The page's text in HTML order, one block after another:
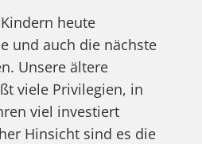
heute
und auch die nächste
Unsere ältere
viele Privilegien, in
viel investiert
Hinsicht sind es die